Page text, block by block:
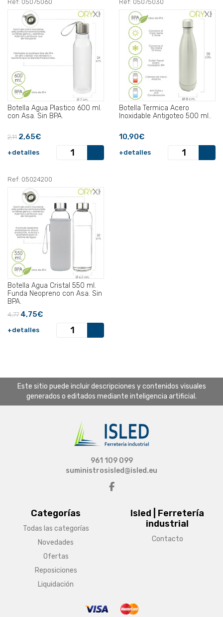
Ref: 05075060
Botella Agua Plastico 600 ml.
con Asa. Sin BPA.
2,11 2,65€
+detalles
Ref: 05075030
Botella Termica Acero
Inoxidable Antigoteo 500 ml..
10,90€
+detalles
Ref: 05024200
Botella Agua Cristal 550 ml.
Funda Neopreno con Asa. Sin
BPA.
4,77 4,75€
+detalles
Este sitio puede incluir descripciones y contenidos visuales
generados o editados mediante inteligencia artificial.
Categorías
Todas las categorías
Novedades
Ofertas
Reposiciones
Liquidación
Isled | Ferretería
industrial
Contacto
961 109 099
suministrosisled@isled.eu